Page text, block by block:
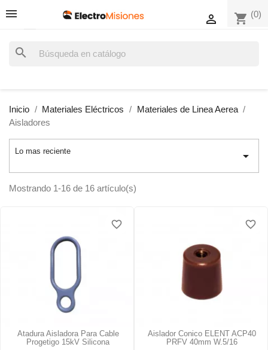
shopping_cart (0)

search
Inicio Materiales Eléctricos
Materiales de Linea Aerea
Aisladores
Lo mas reciente 
Mostrando 1-16 de 16 artículo(s)
Atadura Aisladora Para Cable
Progetigo 15kV Silicona
favorite_border
favorite_border
Aislador Conico ELENT ACP40
PRFV 40mm W.5/16
favorite_border
favorite_border